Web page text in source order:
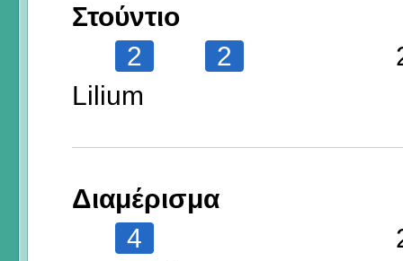
Στούντιο
2
2
Lilium
Διαμέρισμα
4